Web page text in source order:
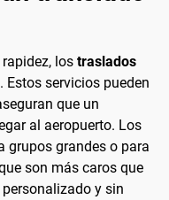
los traslados
Estos servicios pueden
que un
al aeropuerto. Los
grupos grandes o para
son más caros que
y sin